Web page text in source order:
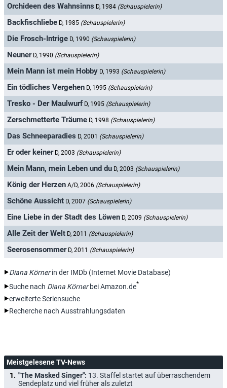
Orchideen des Wahnsinns D, 1984 (Schauspielerin)
Backfischliebe D, 1985 (Schauspielerin)
Die Frosch-Intrige D, 1990 (Schauspielerin)
Neuner D, 1990 (Schauspielerin)
Mein Mann ist mein Hobby D, 1993 (Schauspielerin)
Ein tödliches Vergehen D, 1995 (Schauspielerin)
Tresko - Der Maulwurf D, 1995 (Schauspielerin)
Zerschmetterte Träume D, 1998 (Schauspielerin)
Das Schneeparadies D, 2001 (Schauspielerin)
Er oder keiner D, 2003 (Schauspielerin)
Mein Mann, mein Leben und du D, 2003 (Schauspielerin)
König der Herzen A/D, 2006 (Schauspielerin)
Schöne Aussicht D, 2007 (Schauspielerin)
Eine Liebe in der Stadt des Löwen D, 2009 (Schauspielerin)
Alle Zeit der Welt D, 2011 (Schauspielerin)
Seerosensommer D, 2011 (Schauspielerin)
Diana Körnerin der IMDb (Internet Movie Database)
Suche nach Diana Körnerbei Amazon.de*
erweiterte Seriensuche
Recherche nach Ausstrahlungsdaten
Meistgelesene TV-News
"The Masked Singer": 13. Staffel startet auf überraschendem
Sendeplatz und viel früher als zuletzt